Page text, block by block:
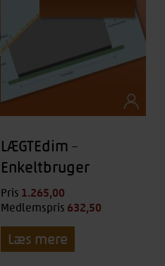
LÆGTEdim –
Enkeltbruger
Pris 1.265,00
Medlemspris 632,50
Læs mere